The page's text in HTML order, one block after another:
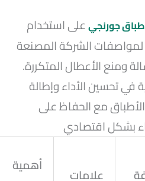
جورنجيعلى استخدام
الشركة المصنعة
ومنع الأعطال المتكررة.
في تحسين الأداء وإطالة
مع الحفاظ على
بشكل اقتصادي
علامات
أهمية